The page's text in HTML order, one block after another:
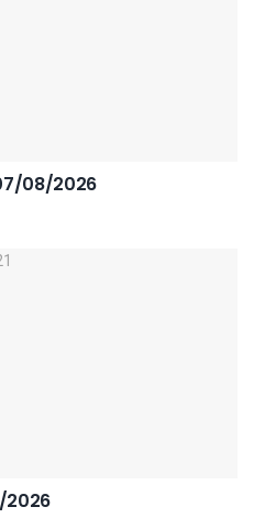
08/2026
2026